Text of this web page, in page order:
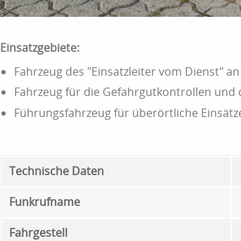
Einsatzgebiete:
Fahrzeug des "Einsatzleiter vom Dienst"
Fahrzeug für die Gefahrgutkontrollen und
Führungsfahrzeug für überörtliche
Technische Daten
Funkrufname
Fahrgestell